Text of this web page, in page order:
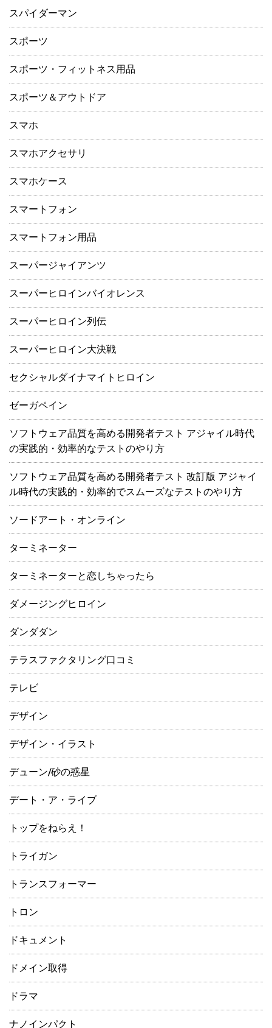
スパイダーマン
スポーツ
スポーツ・フィットネス用品
スポーツ＆アウトドア
スマホ
スマホアクセサリ
スマホケース
スマートフォン
スマートフォン用品
スーパージャイアンツ
スーパーヒロインバイオレンス
スーパーヒロイン列伝
スーパーヒロイン大決戦
セクシャルダイナマイトヒロイン
ゼーガペイン
ソフトウェア品質を高める開発者テスト アジャイル時代
の実践的・効率的なテストのやり方
ソフトウェア品質を高める開発者テスト 改訂版 アジャイ
ル時代の実践的・効率的でスムーズなテストのやり方
ソードアート・オンライン
ターミネーター
ターミネーターと恋しちゃったら
ダメージングヒロイン
ダンダダン
テラスファクタリング口コミ
テレビ
デザイン
デザイン・イラスト
デューン/砂の惑星
デート・ア・ライブ
トップをねらえ！
トライガン
トランスフォーマー
トロン
ドキュメント
ドメイン取得
ドラマ
ナノインパクト